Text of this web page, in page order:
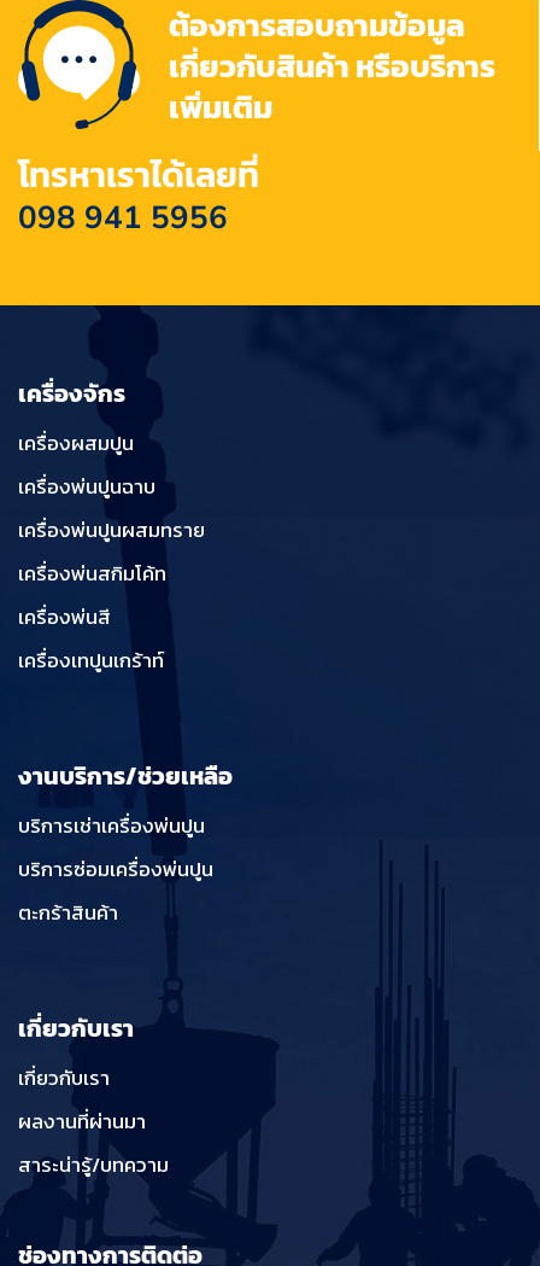
ต้องการสอบถามข้อมูล
เกี่ยวกับสินค้า หรือบริการ
เพิ่มเติม
โทรหาเราได้เลยที่
098 941 5956
เครื่องจักร
เครื่องผสมปูน
เครื่องพ่นปูนฉาบ
เครื่องพ่นปูนผสมทราย
เครื่องพ่นสกิมโค้ท
เครื่องพ่นสี
เครื่องเทปูนเกร้าท์
งานบริการ/ช่วยเหลือ
บริการเช่าเครื่องพ่นปูน
บริการซ่อมเครื่องพ่นปูน
ตะกร้าสินค้า
เกี่ยวกับเรา
เกี่ยวกับเรา
ผลงานที่ผ่านมา
สาระน่ารู้/บทความ
ช่องทางการติดต่อ